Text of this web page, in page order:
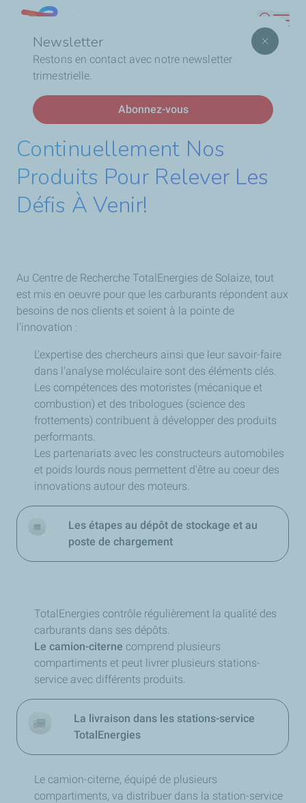
contenu
Newsletter
Restons en contact avec notre newsletter
trimestrielle.
Abonnez-vous
Lebanon
d'Ariane
Accueil Stations Service Carburants
La qualité
des carburants
Nous Améliorons
Continuellement Nos
Produits Pour Relever Les
Défis À Venir!
Au Centre de Recherche TotalEnergies de Solaize, tout
est mis en oeuvre pour que les carburants répondent aux
besoins de nos clients et soient à la pointe de
l'innovation :
L'expertise des chercheurs ainsi que leur savoir-faire
dans l'analyse moléculaire sont des éléments clés.
Les compétences des motoristes (mécanique et
combustion) et des tribologues (science des
frottements) contribuent à développer des produits
performants.
Les partenariats avec les constructeurs automobiles
et poids lourds nous permettent d'être au coeur des
innovations autour des moteurs.
Les étapes au dépôt de stockage et au
poste de chargement
TotalEnergies contrôle régulièrement la qualité des
carburants dans ses dépôts.
Le camion-citerne comprend plusieurs
compartiments et peut livrer plusieurs stations-
service avec différents produits.
La livraison dans les stations-service
TotalEnergies
Le camion-citerne, équipé de plusieurs
compartiments, va distribuer dans la station-service